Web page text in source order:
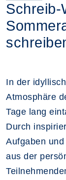
Schreib-
In der
Atmosphäre
Tage lang
Durch
Aufgaben
aus der